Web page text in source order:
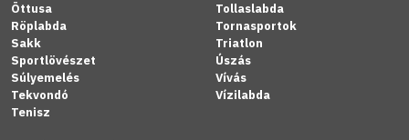
Öttusa
Röplabda
Sakk
Sportlövészet
Súlyemelés
Tekvondó
Tenisz
Tollaslabda
Tornasportok
Triatlon
Úszás
Vívás
Vízilabda